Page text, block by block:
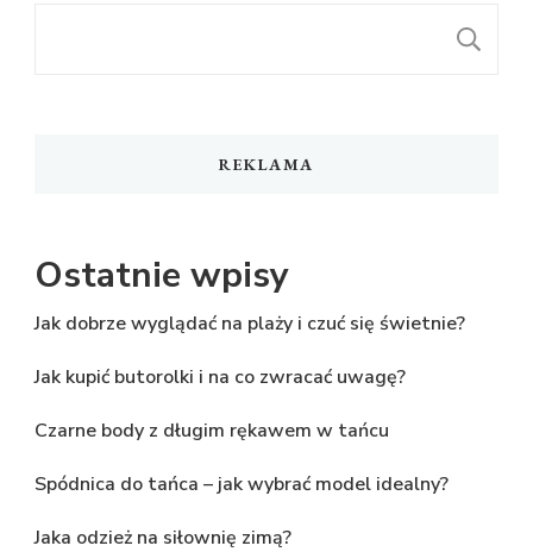
REKLAMA
Ostatnie wpisy
Jak dobrze wyglądać na plaży i czuć się świetnie?
Jak kupić butorolki i na co zwracać uwagę?
Czarne body z długim rękawem w tańcu
Spódnica do tańca – jak wybrać model idealny?
Jaka odzież na siłownię zimą?